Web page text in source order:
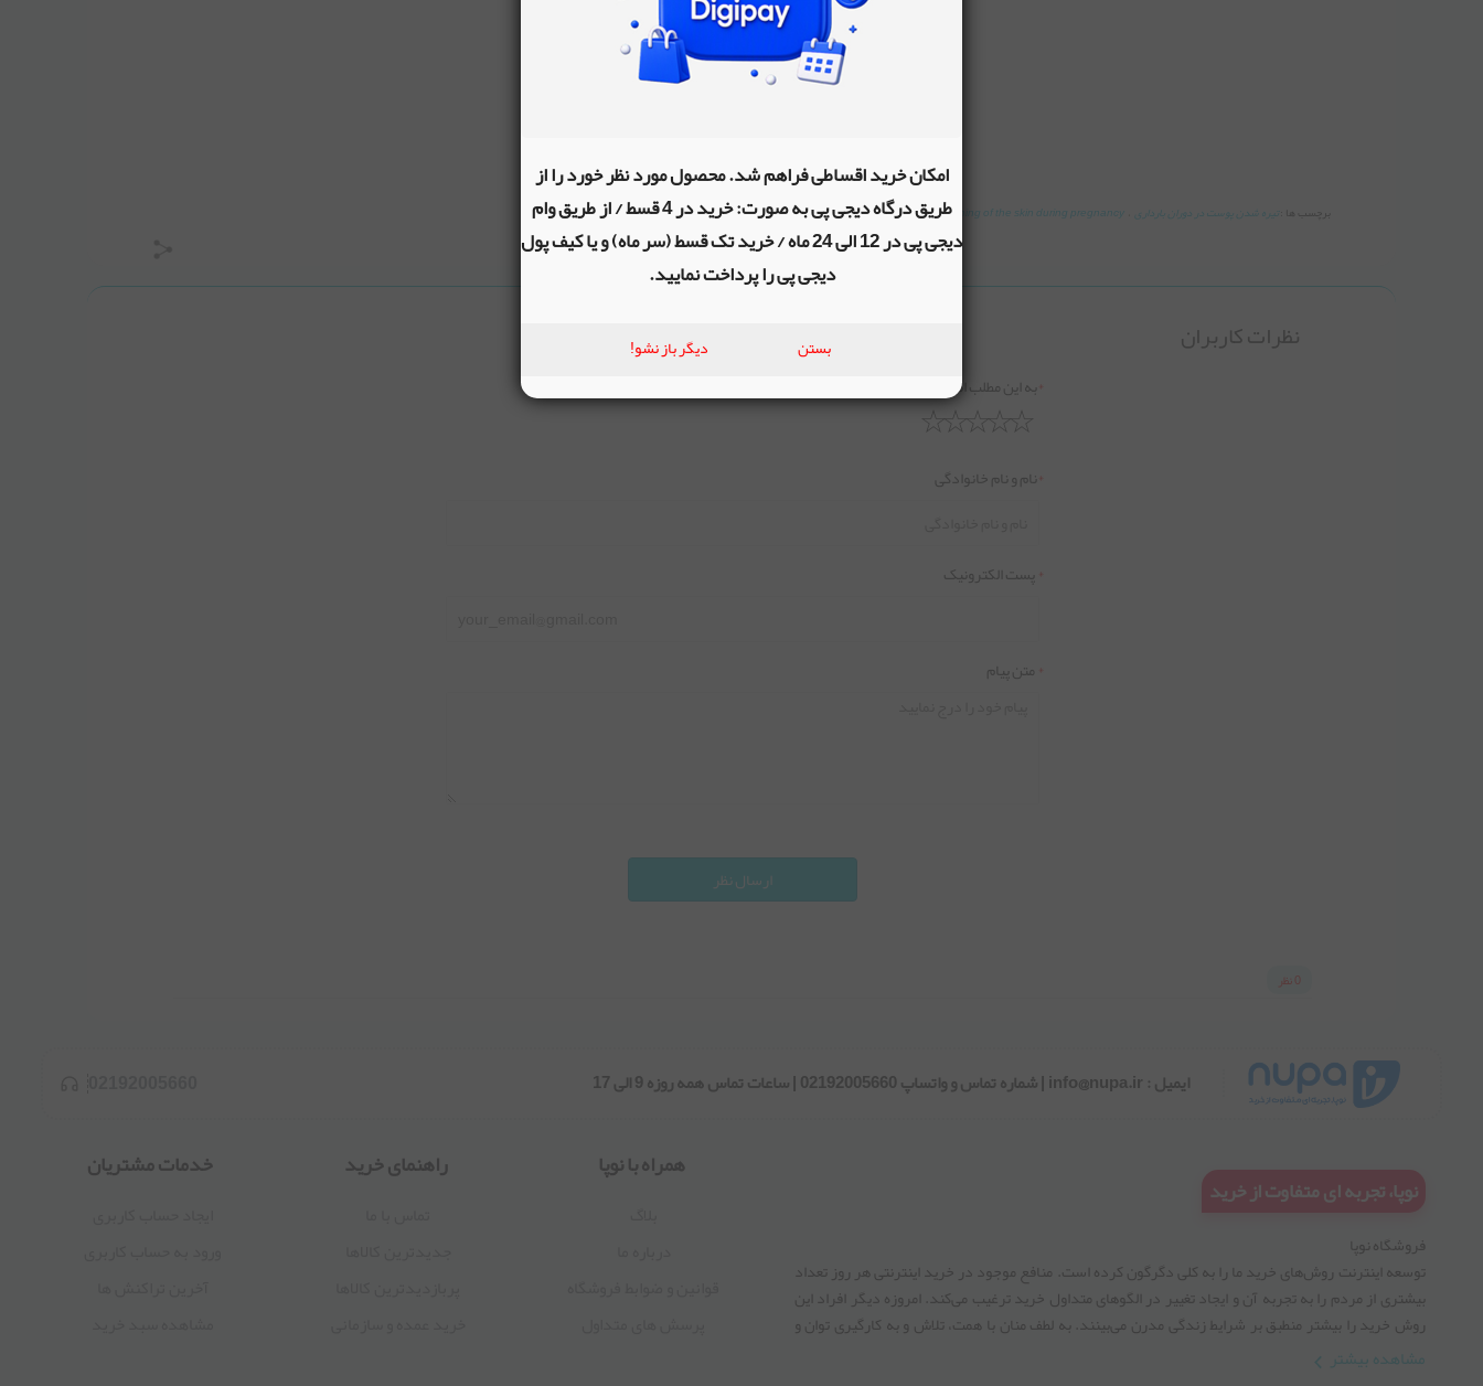
برچسب ها : تیره شدن پوست در دوران بارداری Darkening of the skin during pregnancy،بهداشت مادر کودک،
نظرات کاربران
*به این مطلب امتیاز دهید
*نام و نام خانوادگی
* پست الکترونیک
* متن پیام
ارسال نظر
0 نظر
ایمیل : info@nupa.ir | شماره تماس و واتساپ 02192005660 | ساعات تماس همه روزه 9 الی 17
نوپا، تجربه ای متفاوت از خرید
فروشگاه نوپا
توسعه اینترنت روش‌های خرید ما را به کلی دگرگون کرده است. منافع موجود در خرید اینترنتی هر روز تعداد
بیشتری از مردم را به تجربه آن و ایجاد تغییر در الگوهای متداول خرید ترغیب می‏‌کند. امروزه دیگر افراد این
روش خرید را بیشتر منطبق بر شرایط زندگی مدرن می‏‏‏‌بینند. به لطف منان با همت، تلاش و به کارگیری توان و
تجربه های افزون شده بتوانیم بر کیفیت این صنعت بیفزاییم، پس در این راه ما را یاری دهید تا با شما هر روز پله
های موفقیت را طی کنیم .
مشاهده بیشتر
همراه با نوپا راهنمای خرید خدمات مشتریان
امکان خرید اقساطی فراهم شد. محصول مورد نظر خورد را از
طریق درگاه دیجی پی به صورت: خرید در 4 قسط / از طریق وام
دیجی پی در 12 الی 24 ماه / خرید تک قسط (سر ماه) و یا کیف پول
دیجی پی را پرداخت نمایید.
بستن دیگر باز نشو!